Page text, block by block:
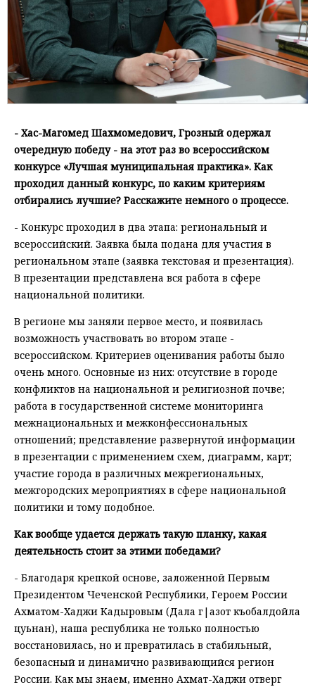
- Хас-Магомед Шахмомедович, Грозный одержал
очередную победу - на этот раз во всероссийском
конкурсе «Лучшая муниципальная практика». Как
проходил данный конкурс, по каким критериям
отбирались лучшие? Расскажите немного о процессе.
- Конкурс проходил в два этапа: региональный и
всероссийский. Заявка была подана для участия в
региональном этапе (заявка текстовая и презентация).
В презентации представлена вся работа в сфере
национальной политики.
В регионе мы заняли первое место, и появилась
возможность участвовать во втором этапе -
всероссийском. Критериев оценивания работы было
очень много. Основные из них: отсутствие в городе
конфликтов на национальной и религиозной почве;
работа в государственной системе мониторинга
межнациональных и межконфессиональных
отношений; представление развернутой информации
в презентации с применением схем, диаграмм, карт;
участие города в различных межрегиональных,
межгородских мероприятиях в сфере национальной
политики и тому подобное.
Как вообще удается держать такую планку, какая
деятельность стоит за этими победами?
- Благодаря крепкой основе, заложенной Первым
Президентом Чеченской Республики, Героем России
Ахматом-Хаджи Кадыровым (Дала г|азот къобалдойла
цуьнан), наша республика не только полностью
восстановилась, но и превратилась в стабильный,
безопасный и динамично развивающийся регион
России. Как мы знаем, именно Ахмат-Хаджи отверг